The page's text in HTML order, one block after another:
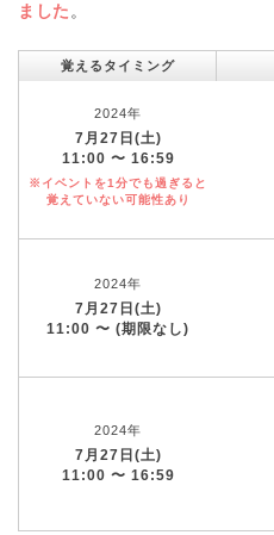
ました 。
覚えるタイミング
2024年
7月27日(土)
11:00 〜 16:59
※イベントを1分でも過ぎると
覚えていない可能性あり
2024年
7月27日(土)
11:00 〜 (期限なし)
2024年
7月27日(土)
11:00 〜 16:59